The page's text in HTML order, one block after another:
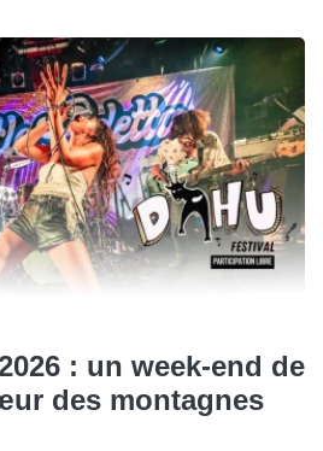
: un week-end de
des montagnes